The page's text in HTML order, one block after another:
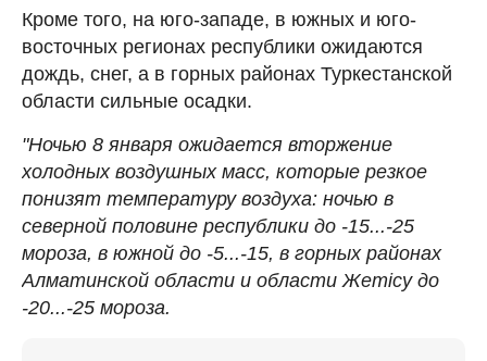
Кроме того, на юго-западе, в южных и юго-
восточных регионах республики ожидаются
дождь, снег, а в горных районах Туркестанской
области сильные осадки.
"Ночью 8 января ожидается вторжение
холодных воздушных масс, которые резкое
понизят температуру воздуха: ночью в
северной половине республики до -15...-25
мороза, в южной до -5...-15, в горных районах
Алматинской области и области Жетісу до
-20...-25 мороза.